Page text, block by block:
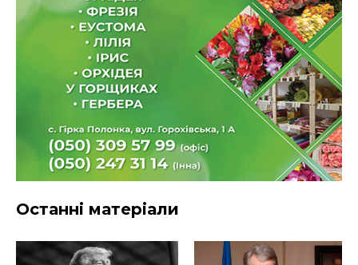
Останні матеріали